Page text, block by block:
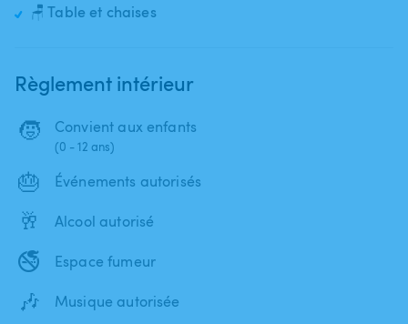
🪑 Table et chaises
Règlement intérieur
🧒 Convient aux enfants
(0 - 12 ans)
🎂 Événements autorisés
🥂 Alcool autorisé
🚭 Espace fumeur
🎶 Musique autorisée